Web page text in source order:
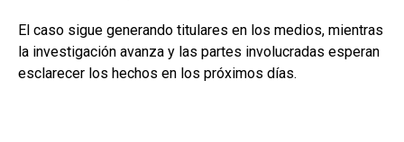
El caso sigue generando titulares en los medios, mientras
la investigación avanza y las partes involucradas esperan
esclarecer los hechos en los próximos días.